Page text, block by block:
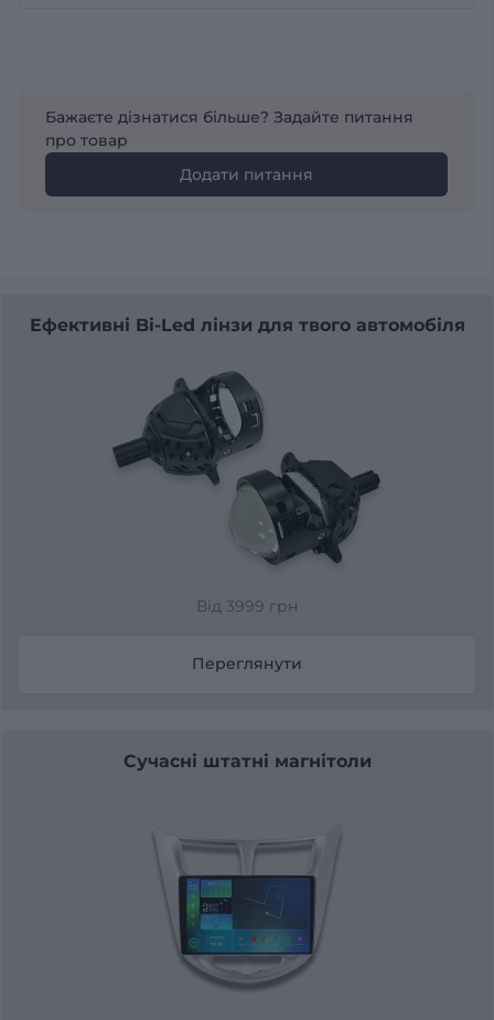
Бажаєте дізнатися більше? Задайте питання
про товар
Додати питання
Ефективні Bi-Led лінзи для твого автомобіля
Від 3999 грн
Переглянути
Сучасні штатні магнітоли